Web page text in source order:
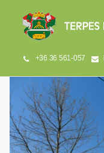
+36 36 561-057